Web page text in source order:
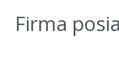
Firma